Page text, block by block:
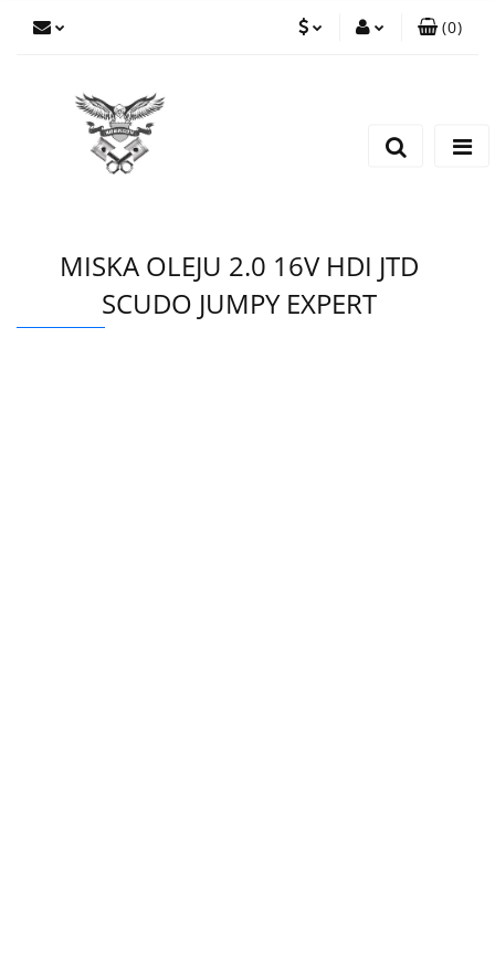
(0)
MISKA OLEJU 2.0 16V HDI JTD
SCUDO JUMPY EXPERT